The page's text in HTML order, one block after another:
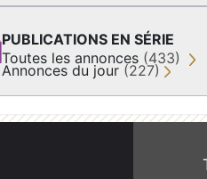
PUBLICATIONS EN SÉRIE
Toutes les annonces (433)
Annonces du jour (227)